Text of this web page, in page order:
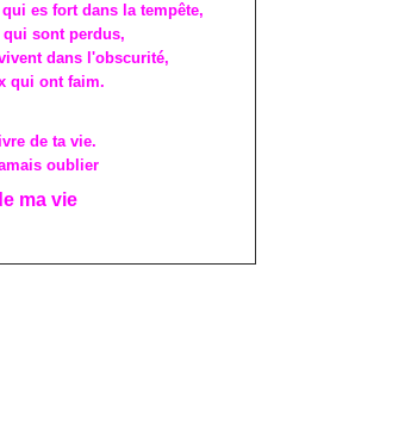
es fort dans la tempête,
sont perdus,
dans l'obscurité,
qui ont faim.
de ta vie.
oublier
ma vie